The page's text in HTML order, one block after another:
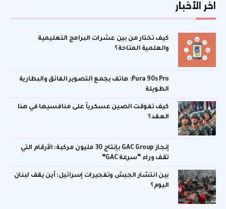
اخر الأخبار
كيف تختار من بين عشرات البرامج التعليمية
والعلمية المتاحة؟
Pura 90s Pro: هاتف يجمع التصوير الفائق والبطارية
الطويلة
كيف تفوقت الصين عسكرياً على منافسيها في هذا
العقد؟
إنجاز GAC Group بإنتاج 30 مليون مركبة: الأرقام التي
تقف وراء “سرعة GAC”
بين انتشار الجيش وتفجيرات إسرائيل: أين يقف لبنان
اليوم؟